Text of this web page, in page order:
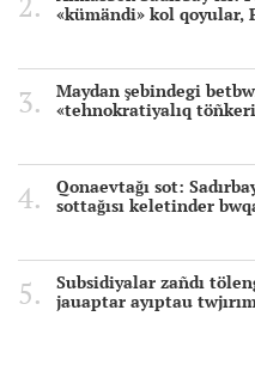
«kümändi» kol qoyular,
Maydan şebindegi
«tehnokratiyalıq
Qonaevtağı sot:
sottağısı keletinder
Subsidiyalar zañdı
jauaptar ayıptau